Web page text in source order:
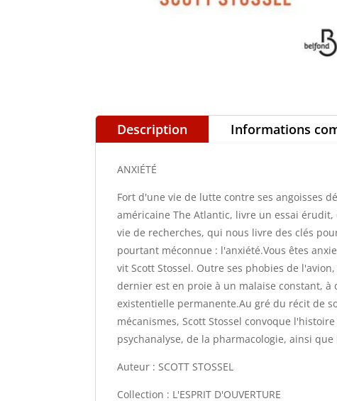
Description Informations
ANXIÉTÉ
Fort d'une vie de lutte contre ses angoisses
américaine The Atlantic, livre un essai
vie de recherches, qui nous livre des clés
pourtant méconnue : l'anxiété.Vous êtes
vit Scott Stossel. Outre ses phobies de
dernier est en proie à un malaise constant,
existentielle permanente.Au gré du récit de
mécanismes, Scott Stossel convoque
psychanalyse, de la pharmacologie, ainsi
Auteur : SCOTT STOSSEL
Collection : L'ESPRIT D'OUVERTURE